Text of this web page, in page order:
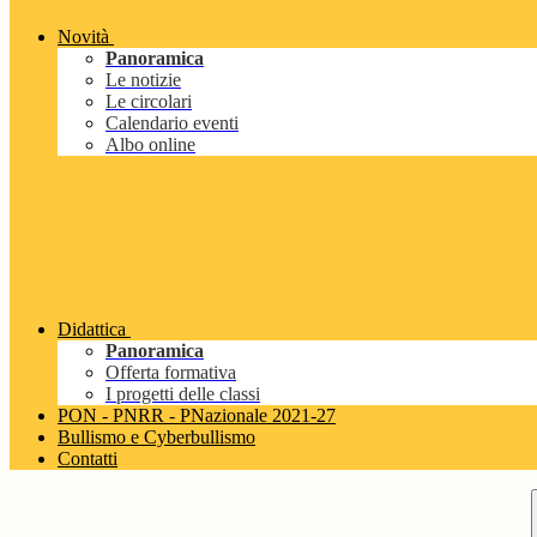
Novità
Panoramica
Le notizie
Le circolari
Calendario eventi
Albo online
Didattica
Panoramica
Offerta formativa
I progetti delle classi
PON - PNRR - PNazionale 2021-27
Bullismo e Cyberbullismo
Contatti